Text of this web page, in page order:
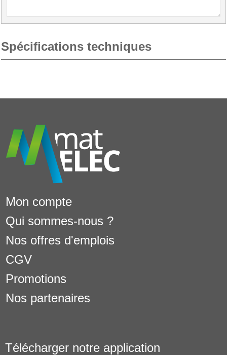
Spécifications techniques
Mon compte
Qui sommes-nous ?
Nos offres d'emplois
CGV
Promotions
Nos partenaires
Télécharger notre application